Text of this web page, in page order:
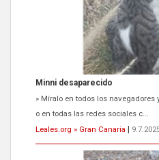
o en todas las redes sociales c...
Leales.org » Gran Canaria |
Siami Perdida
Se llama Siami,es hembra de 4